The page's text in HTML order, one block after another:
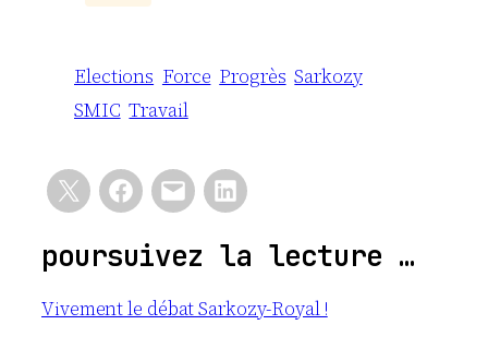
Elections Force Progrès Sarkozy
SMIC Travail
poursuivez la lecture …
Vivement le débat Sarkozy-Royal !